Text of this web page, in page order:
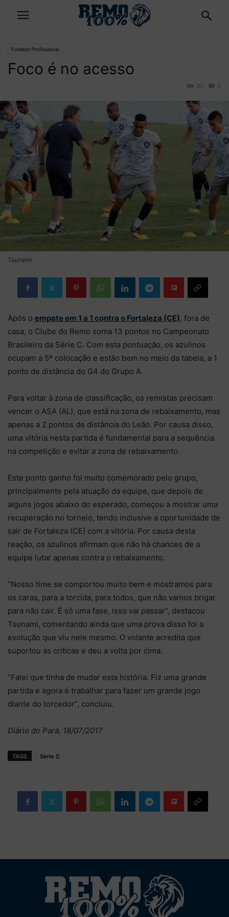
Futebol Profissional
Foco é no acesso
0
95
Tsunami
Após o empate em 1 a 1 contra o Fortaleza (CE), fora de
casa, o Clube do Remo soma 13 pontos no Campeonato
Brasileiro da Série C. Com esta pontuação, os azulinos
ocupam a 5ª colocação e estão bem no meio da tabela, a 1
ponto de distância do G4 do Grupo A.
Para voltar à zona de classificação, os remistas precisam
vencer o ASA (AL), que está na zona de rebaixamento, mas
apenas a 2 pontos de distância do Leão. Por causa disso,
uma vitória nesta partida é fundamental para a sequência
na competição e evitar a zona de rebaixamento.
Este ponto ganho foi muito comemorado pelo grupo,
principalmente pela atuação da equipe, que depois de
alguns jogos abaixo do esperado, começou a mostrar uma
recuperação no torneio, tendo inclusive a oportunidade de
sair de Fortaleza (CE) com a vitória. Por causa desta
reação, os azulinos afirmam que não há chances de a
equipe lutar apenas contra o rebaixamento.
“Nosso time se comportou muito bem e mostramos para
os caras, para a torcida, para todos, que não vamos brigar
para não cair. É só uma fase, isso vai passar”, destacou
Tsunami, comentando ainda que uma prova disso foi a
evolução que viu nele mesmo. O volante acredita que
suportou as críticas e deu a volta por cima.
“Falei que tinha de mudar esta história. Fiz uma grande
partida e agora é trabalhar para fazer um grande jogo
diante do torcedor”, concluiu.
Diário do Pará, 18/07/2017
TAGS Série C